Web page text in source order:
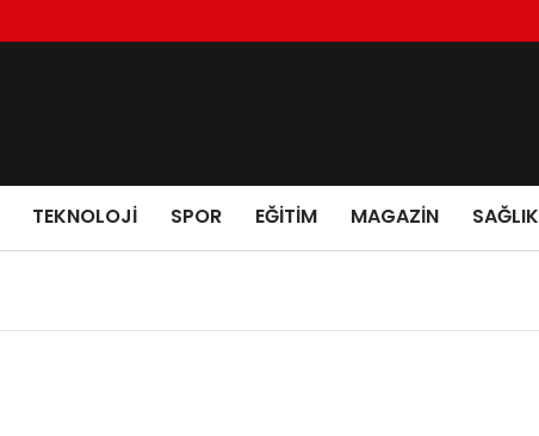
TEKNOLOJİ SPOR EĞİTİM MAGAZİN SAĞLIK